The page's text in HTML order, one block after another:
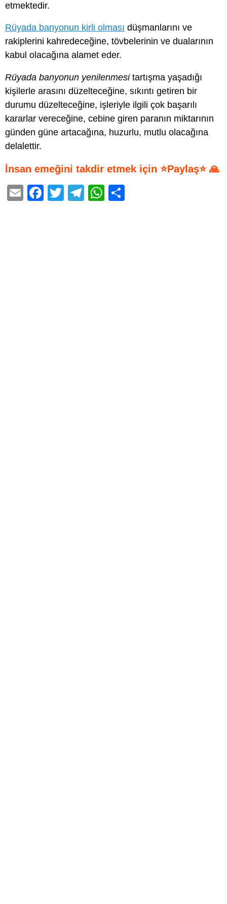
etmektedir.
Rüyada banyonun kirli olması düşmanlarını ve
rakiplerini kahredeceğine, tövbelerinin ve dualarının
kabul olacağına alamet eder.
Rüyada banyonun yenilenmesitartışma yaşadığı
kişilerle arasını düzelteceğine, sıkıntı getiren bir
durumu düzelteceğine, işleriyle ilgili çok başarılı
kararlar vereceğine, cebine giren paranın miktarının
günden güne artacağına, huzurlu, mutlu olacağına
delalettir.
İnsan emeğini takdir etmek için ⭐Paylaş⭐ 🙏
E
F
T
T
W